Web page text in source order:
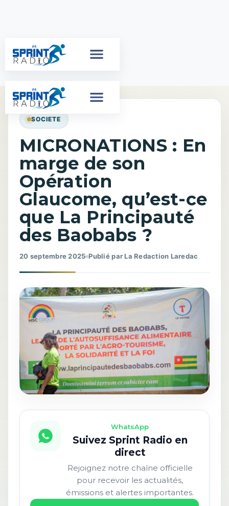
SOCIETE
MICRONATIONS : En
marge de son
Opération
Glaucome, qu’est-ce
que La Principauté
des Baobabs ?
20 septembre 2025 Publié par La Redaction Laredac
WhatsApp
Suivez Sprint Radio en
direct
Rejoignez notre chaîne officielle
pour recevoir les actualités,
émissions et alertes importantes.